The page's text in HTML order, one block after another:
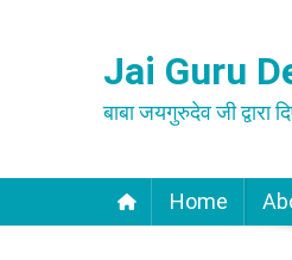
Jai Guru
बाबा जयगुरुदेव जी
Home